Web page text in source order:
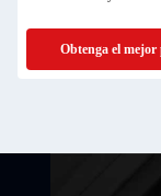
Obtenga el mejor